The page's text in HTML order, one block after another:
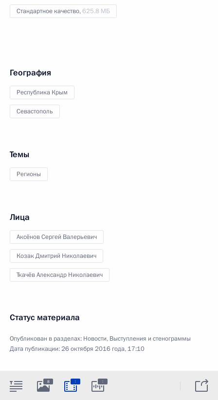
Стандартное качество,625.8 МБ
География
Республика Крым
Севастополь
Темы
Регионы
Лица
Аксёнов Сергей Валерьевич
Козак Дмитрий Николаевич
Ткачёв Александр Николаевич
Статус материала
Опубликован в разделах: Новости, Выступления и стенограммы
Дата публикации:26 октября 2016 года, 17:10
8 : :